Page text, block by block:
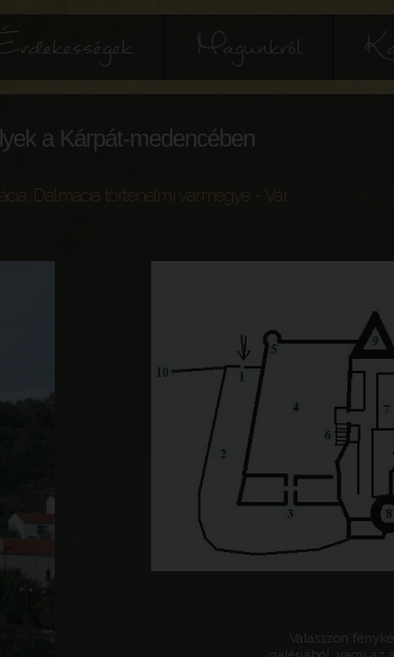
Magunkról
a Kárpát-medencében
Dalmácia történelmi vármegye
Válasszon